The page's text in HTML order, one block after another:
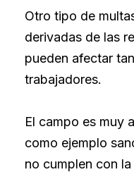
Otro tipo de
derivadas de las
pueden afectar
trabajadores.
El campo es muy
como ejemplo
no cumplen con